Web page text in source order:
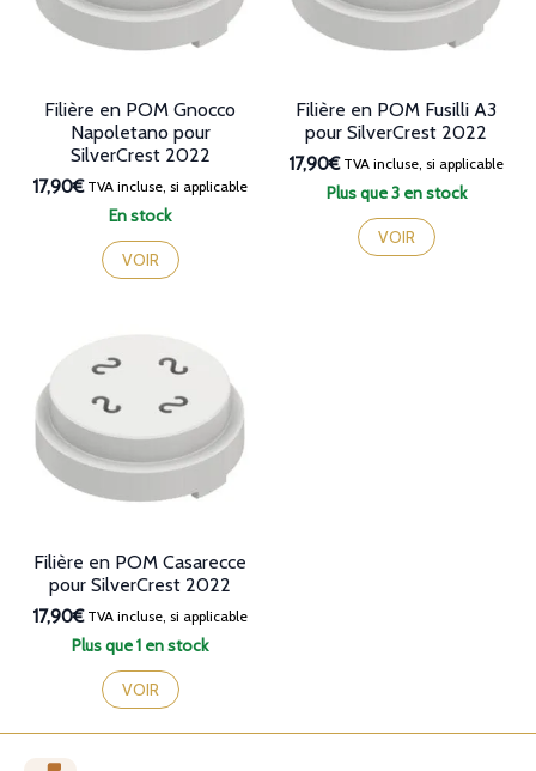
En stock
Filière en POM Gnocco
Napoletano pour
SilverCrest 2022
17,90€TVA incluse, si applicable
VOIR
Plus que 3 en stock
Filière en POM Fusilli A3
pour SilverCrest 2022
17,90€TVA incluse, si applicable
VOIR
Plus que 1 en stock
Filière en POM Casarecce
pour SilverCrest 2022
17,90€TVA incluse, si applicable
VOIR